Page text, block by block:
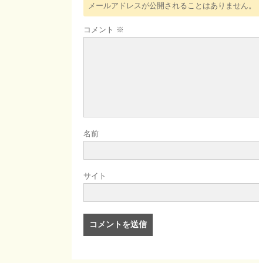
メールアドレスが公開されることはありません。
コメント ※
名前
サイト